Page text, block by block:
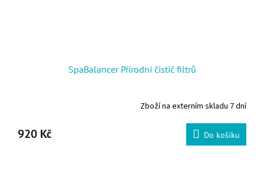
SpaBalancer Přírodní čistič filtrů
Průměrné hodnocení produktu je 5,0 z 5 hvězdiček.
Zboží na externím skladu 7 dní
920 Kč Do košíku